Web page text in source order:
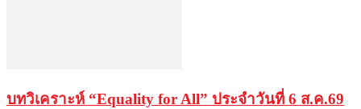
บทวิเคราะห์ “Equality for All” ประจำวันที่ 6 ส.ค.69